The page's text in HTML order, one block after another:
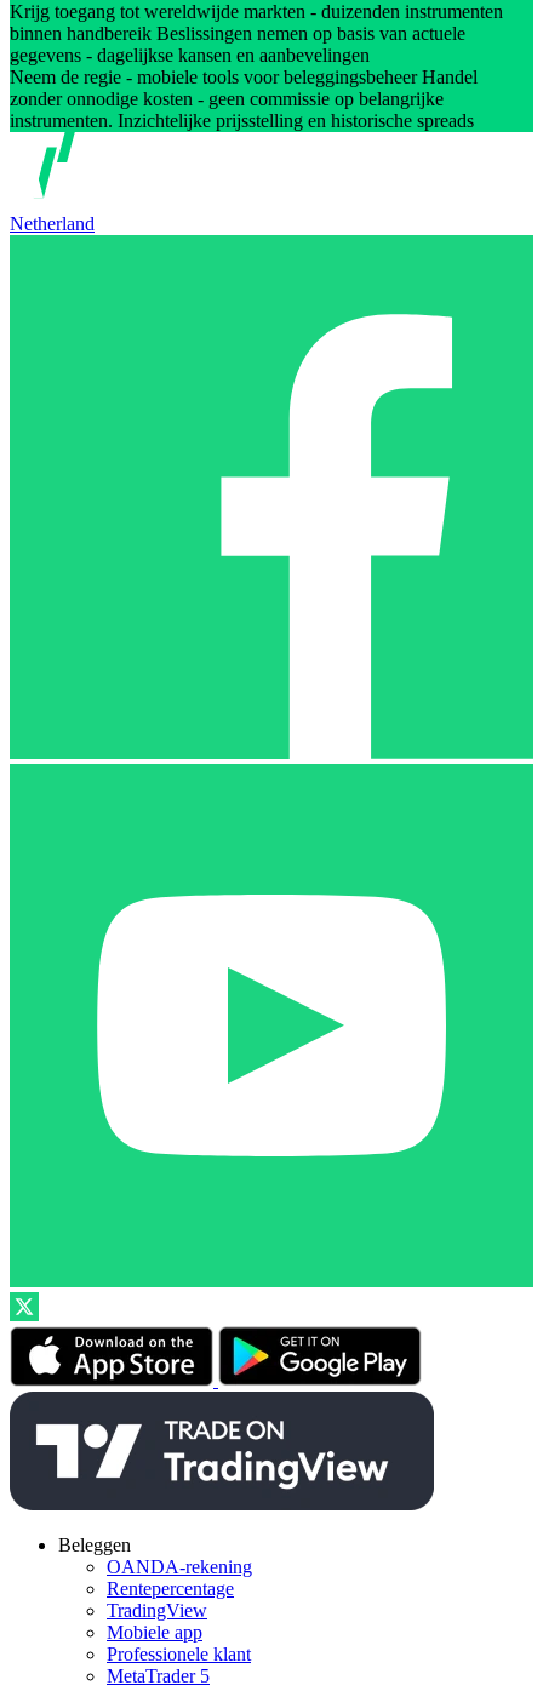
Krijg toegang tot wereldwijde markten - duizenden instrumenten
binnen handbereik Beslissingen nemen op basis van actuele
gegevens - dagelijkse kansen en aanbevelingen
Neem de regie - mobiele tools voor beleggingsbeheer Handel
zonder onnodige kosten - geen commissie op belangrijke
instrumenten. Inzichtelijke prijsstelling en historische spreads
Netherland
Beleggen
OANDA-rekening
Rentepercentage
TradingView
Mobiele app
Professionele klant
MetaTrader 5